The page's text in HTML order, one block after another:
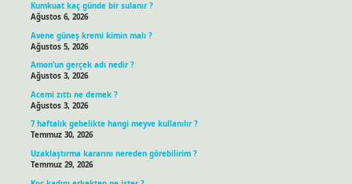
Kumkuat kaç günde bir sulanır ?
Ağustos 6, 2026
Avene güneş kremi kimin malı ?
Ağustos 5, 2026
Amon’un gerçek adı nedir ?
Ağustos 3, 2026
Acemi zıttı ne demek ?
Ağustos 3, 2026
7 haftalık gebelikte hangi meyve kullanılır ?
Temmuz 30, 2026
Uzaklaştırma kararını nereden görebilirim ?
Temmuz 29, 2026